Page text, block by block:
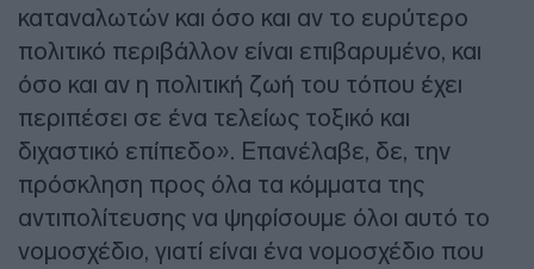
καταναλωτών και όσο και αν το ευρύτερο
πολιτικό περιβάλλον είναι επιβαρυμένο, και
όσο και αν η πολιτική ζωή του τόπου έχει
περιπέσει σε ένα τελείως τοξικό και
διχαστικό επίπεδο». Επανέλαβε, δε, την
πρόσκληση προς όλα τα κόμματα της
αντιπολίτευσης να ψηφίσουμε όλοι αυτό το
νομοσχέδιο, γιατί είναι ένα νομοσχέδιο που